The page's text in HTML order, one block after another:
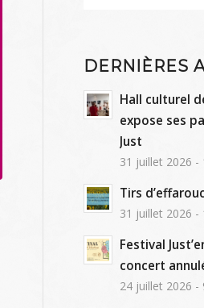
DERNIÈRES
Hall culturel
expose ses
Just
31 juillet 2026 -
Tirs
31 juillet 2026 -
Festival
concert
24 juillet 2026 -